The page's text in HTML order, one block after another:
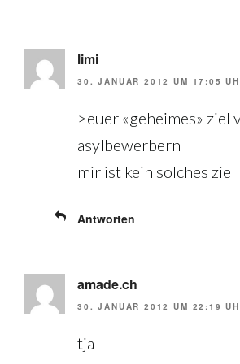
limi
30. JANUAR 2012 UM 17:05
>euer «geheimes» ziel
asylbewerbern
mir ist kein solches ziel
Antworten
amade.ch
30. JANUAR 2012 UM 22:19
tja